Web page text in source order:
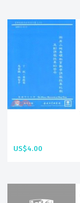
US$4.00